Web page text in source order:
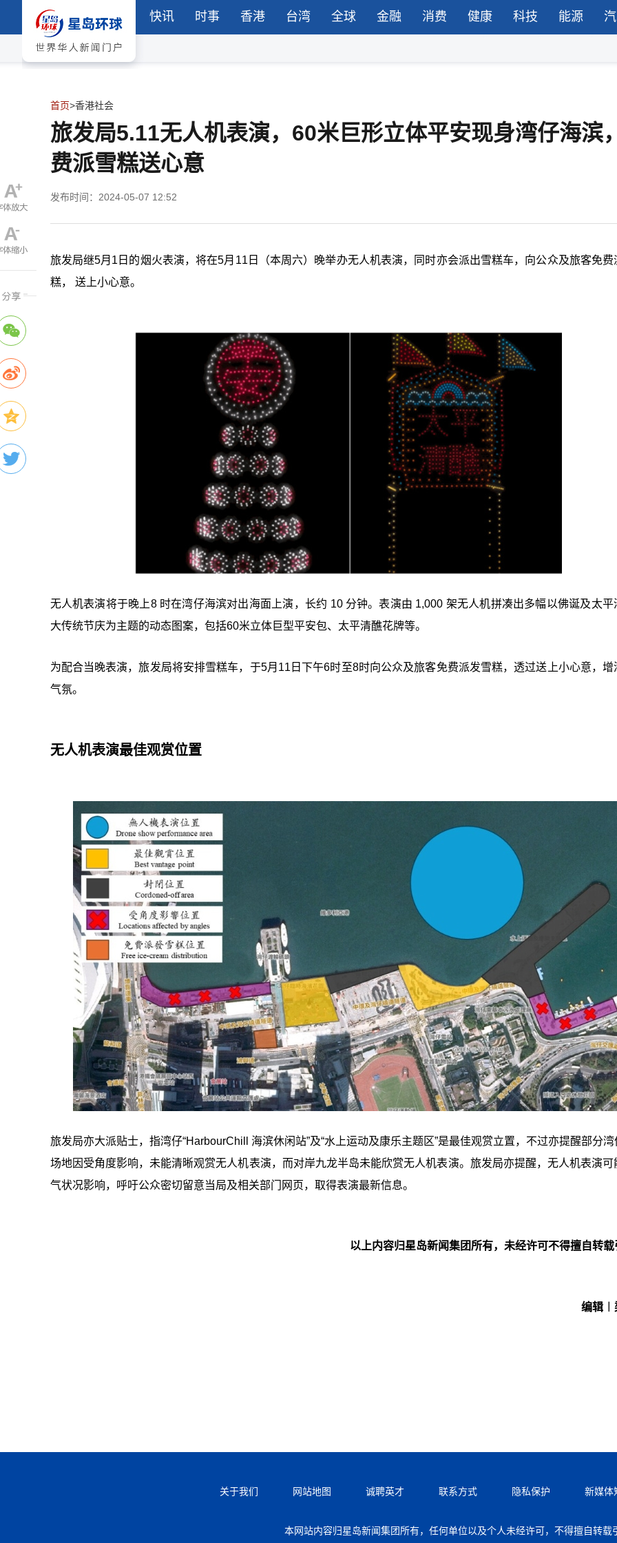
快讯 时事 香港 台湾 全球 金融 消费 健康 科技 能源
首页>香港社会
旅发局5.11无人机表演，60米巨形立体平安现身湾仔海滨
费派雪糕送心意
发布时间：2024-05-07 12:52
旅发局继5月1日的烟火表演，将在5月11日（本周六）晚举办无人机表演，同时亦会派出雪糕车，向公众及旅客免费
糕， 送上小心意。
无人机表演将于晚上8 时在湾仔海滨对出海面上演，长约 10 分钟。表演由 1,000 架无人机拼凑出多幅以佛诞及太平
大传统节庆为主题的动态图案，包括60米立体巨型平安包、太平清醮花牌等。
为配合当晚表演，旅发局将安排雪糕车，于5月11日下午6时至8时向公众及旅客免费派发雪糕，透过送上小心意，增
气氛。
无人机表演最佳观赏位置
旅发局亦大派贴士，指湾仔“HarbourChill 海滨休闲站”及“水上运动及康乐主题区”是最佳观赏立置，不过亦提醒部分湾
场地因受角度影响，未能清晰观赏无人机表演，而对岸九龙半岛未能欣赏无人机表演。旅发局亦提醒，无人机表演可
气状况影响，呼吁公众密切留意当局及相关部门网页，取得表演最新信息。
以上内容归星岛新闻集团所有，未经许可不得擅自转载
编辑︱
关于我们 网站地图 诚聘英才 联系方式 隐私保护 新媒体
本网站内容归星岛新闻集团所有，任何单位以及个人未经许可，不得擅自转载